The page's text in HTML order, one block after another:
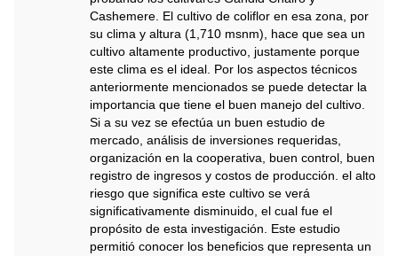
Cashemere. El cultivo de coliflor en esa zona, por
su clima y altura (1,710 msnm), hace que sea un
cultivo altamente productivo, justamente porque
este clima es el ideal. Por los aspectos técnicos
anteriormente mencionados se puede detectar la
importancia que tiene el buen manejo del cultivo.
Si a su vez se efectúa un buen estudio de
mercado, análisis de inversiones requeridas,
organización en la cooperativa, buen control, buen
registro de ingresos y costos de producción. el alto
riesgo que significa este cultivo se verá
significativamente disminuido, el cual fue el
propósito de esta investigación. Este estudio
permitió conocer los beneficios que representa un